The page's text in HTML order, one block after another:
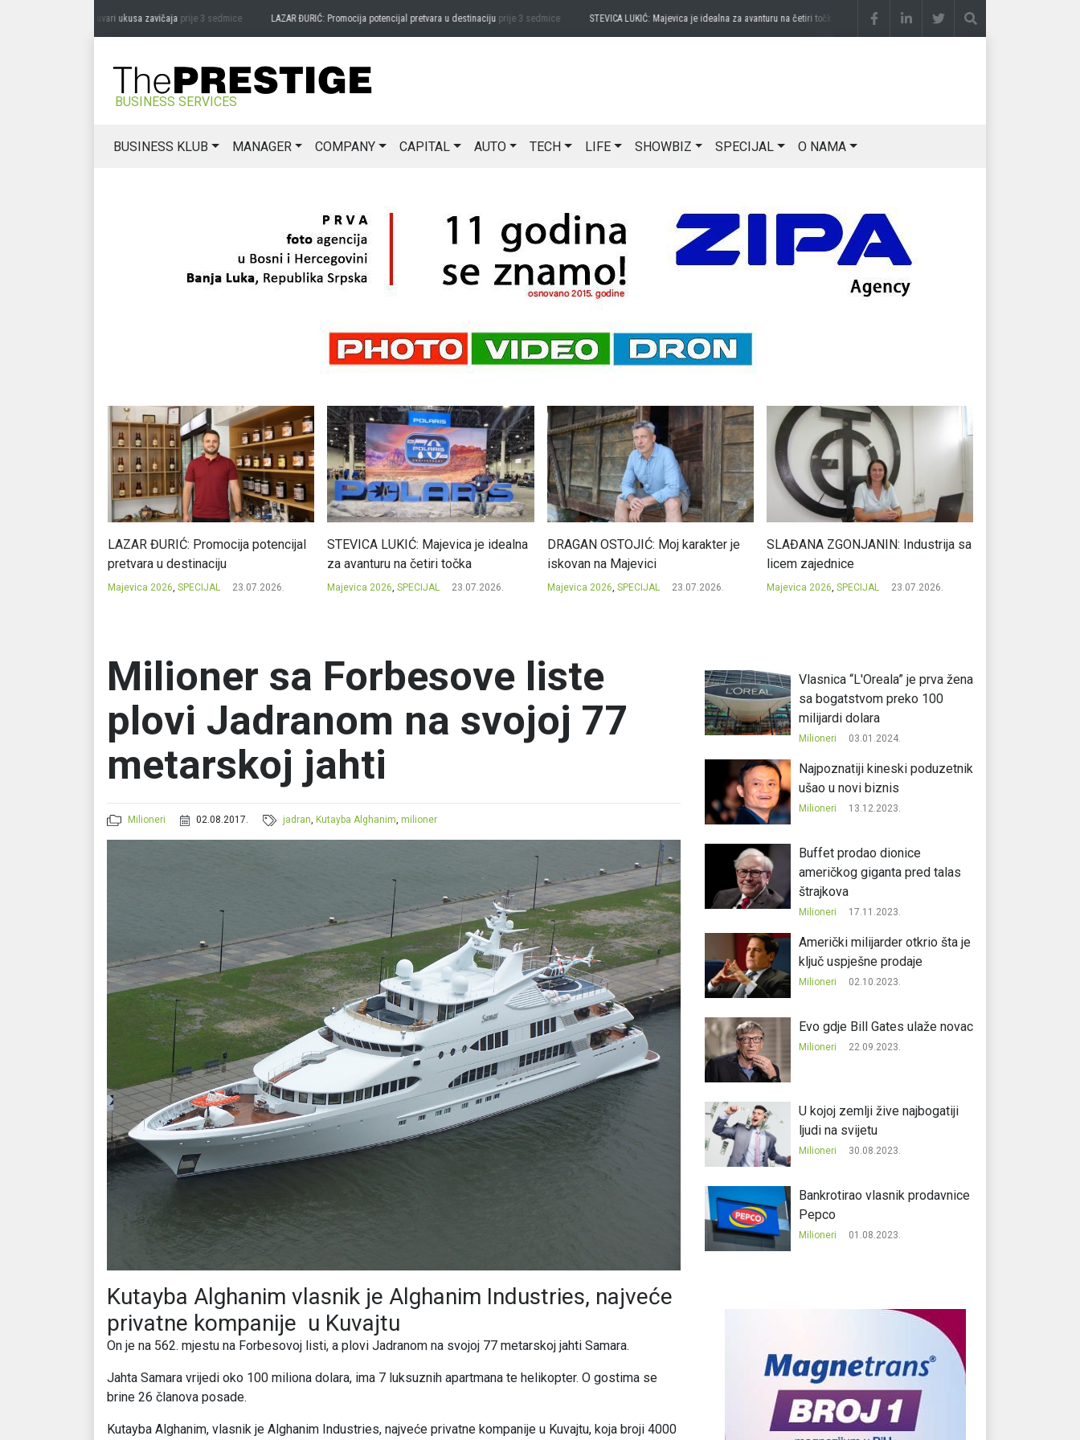
MIĆANOVIĆ: Čuvari ukusa zavičajaprije 3 sedmice LAZAR ĐURIĆ: Promocija potencijal pretvara u destinacijuprije 3 sedmice STEVICA LUKIĆ: Majevica je idealna za avanturu na četiri točkaprije 3 sedmice DRAGAN OSTOJIĆ: Moj karakter je
BUSINESS SERVICES
BUSINESS KLUB MANAGER COMPANY CAPITAL AUTO TECH LIFE SHOWBIZ SPECIJAL O NAMA
LAZAR ĐURIĆ: Promocija potencijal
pretvara u destinaciju
Majevica 2026, SPECIJAL 23.07.2026.
STEVICA LUKIĆ: Majevica je idealna
za avanturu na četiri točka
Majevica 2026, SPECIJAL 23.07.2026.
DRAGAN OSTOJIĆ: Moj karakter je
iskovan na Majevici
Majevica 2026, SPECIJAL 23.07.2026.
SLAĐANA ZGONJANIN: Industrija sa
licem zajednice
Majevica 2026, SPECIJAL 23.07.2026.
Milioner sa Forbesove liste
plovi Jadranom na svojoj 77
metarskoj jahti
Milioneri 02.08.2017. jadran, Kutayba Alghanim,milioner
Kutayba Alghanim vlasnik je Alghanim Industries, najveće
privatne kompanije u Kuvajtu
On je na 562. mjestu na Forbesovoj listi, a plovi Jadranom na svojoj 77 metarskoj jahti Samara.
Jahta Samara vrijedi oko 100 miliona dolara, ima 7 luksuznih apartmana te helikopter. O gostima se
brine 26 članova posade.
Kutayba Alghanim, vlasnik je Alghanim Industries, najveće privatne kompanije u Kuvajtu, koja broji 4000
Vlasnica “L'Oreala” je prva žena
sa bogatstvom preko 100
milijardi dolara
Milioneri 03.01.2024.
Najpoznatiji kineski poduzetnik
ušao u novi biznis
Milioneri 13.12.2023.
Buffet prodao dionice
američkog giganta pred talas
štrajkova
Milioneri 17.11.2023.
Američki milijarder otkrio šta je
ključ uspješne prodaje
Milioneri 02.10.2023.
Evo gdje Bill Gates ulaže novac
Milioneri 22.09.2023.
U kojoj zemlji žive najbogatiji
ljudi na svijetu
Milioneri 30.08.2023.
Bankrotirao vlasnik prodavnice
Pepco
Milioneri 01.08.2023.